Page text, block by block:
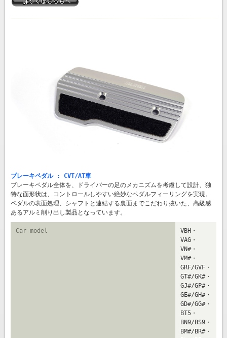
ブレーキペダル : CVT/AT車
ブレーキペダル全体を、ドライバーの足のメカニズムを考慮して設計、独
特な面形状は、コントロールしやすい絶妙なペダルフィーリングを実現。
ペダルの表面処理、シャフトと連結する裏面までこだわり抜いた、高級感
あるアルミ削り出し製品となっています。
Car model
VBH・
VAG・
VN#・
VM#・
GRF/GVF・
GT#/GK#・
GJ#/GP#・
GE#/GH#・
GD#/GG#・
BT5・
BN9/BS9・
BM#/BR#・